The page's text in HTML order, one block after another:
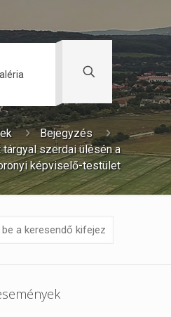
Bejegyzés
szerdai ülésén a
képviselő-testület